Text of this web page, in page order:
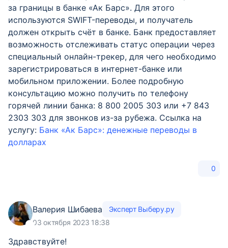
за границы в банке «Ак Барс». Для этого
используются SWIFT-переводы, и получатель
должен открыть счёт в банке. Банк предоставляет
возможность отслеживать статус операции через
специальный онлайн-трекер, для чего необходимо
зарегистрироваться в интернет-банке или
мобильном приложении. Более подробную
консультацию можно получить по телефону
горячей линии банка: 8 800 2005 303 или +7 843
2303 303 для звонков из-за рубежа. Ссылка на
услугу: Банк «Ак Барс»: денежные переводы в
долларах
0
Валерия Шибаева
Эксперт Выберу.ру
03 октября 2023 18:38
Здравствуйте!